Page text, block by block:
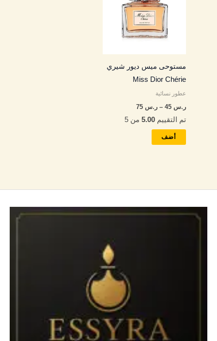
مستوحى ميس ديور شيري
Miss Dior Chérie
عطور نسائية
ر.س – ر.س
خلال
⁦ر.س 75⁩
تم التقييم 5.00من 5
أضف
من
الأشكال
المختلفة
المنتج.
يمكن
اختيار
على
صفحة